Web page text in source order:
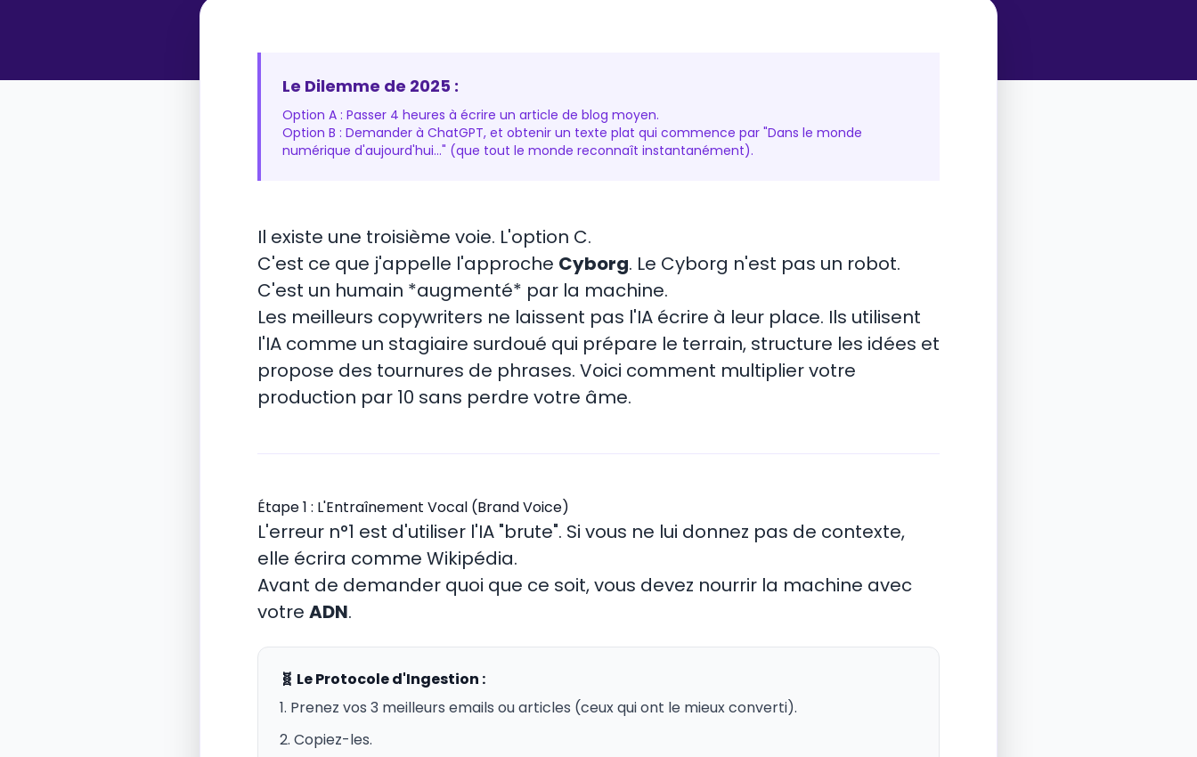
Le Dilemme de 2025 :
Option A : Passer 4 heures à écrire un article de blog moyen.
Option B : Demander à ChatGPT, et obtenir un texte plat qui commence par "Dans le monde
numérique d'aujourd'hui..." (que tout le monde reconnaît instantanément).
Il existe une troisième voie. L'option C.
C'est ce que j'appelle l'approche Cyborg. Le Cyborg n'est pas un robot.
C'est un humain *augmenté* par la machine.
Les meilleurs copywriters ne laissent pas l'IA écrire à leur place. Ils utilisent
l'IA comme un stagiaire surdoué qui prépare le terrain, structure les idées et
propose des tournures de phrases. Voici comment multiplier votre
production par 10 sans perdre votre âme.
Étape 1 : L'Entraînement Vocal (Brand Voice)
L'erreur n°1 est d'utiliser l'IA "brute". Si vous ne lui donnez pas de contexte,
elle écrira comme Wikipédia.
Avant de demander quoi que ce soit, vous devez nourrir la machine avec
votre ADN.
🧬 Le Protocole d'Ingestion :
1. Prenez vos 3 meilleurs emails ou articles (ceux qui ont le mieux converti).
2. Copiez-les.